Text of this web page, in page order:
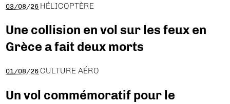
03/08/26 HÉLICOPTÈRE
Une collision en vol sur les feux en
Grèce a fait deux morts
01/08/26 CULTURE AÉRO
Un vol commémoratif pour le